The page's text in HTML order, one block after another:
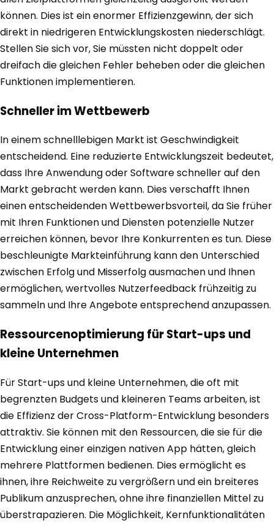
können. Dies ist ein enormer Effizienzgewinn, der sich
direkt in niedrigeren Entwicklungskosten niederschlägt.
Stellen Sie sich vor, Sie müssten nicht doppelt oder
dreifach die gleichen Fehler beheben oder die gleichen
Funktionen implementieren.
Schneller im Wettbewerb
In einem schnelllebigen Markt ist Geschwindigkeit
entscheidend. Eine reduzierte Entwicklungszeit bedeutet,
dass Ihre Anwendung oder Software schneller auf den
Markt gebracht werden kann. Dies verschafft Ihnen
einen entscheidenden Wettbewerbsvorteil, da Sie früher
mit Ihren Funktionen und Diensten potenzielle Nutzer
erreichen können, bevor Ihre Konkurrenten es tun. Diese
beschleunigte Markteinführung kann den Unterschied
zwischen Erfolg und Misserfolg ausmachen und Ihnen
ermöglichen, wertvolles Nutzerfeedback frühzeitig zu
sammeln und Ihre Angebote entsprechend anzupassen.
Ressourcenoptimierung für Start-ups und
kleine Unternehmen
Für Start-ups und kleine Unternehmen, die oft mit
begrenzten Budgets und kleineren Teams arbeiten, ist
die Effizienz der Cross-Platform-Entwicklung besonders
attraktiv. Sie können mit den Ressourcen, die sie für die
Entwicklung einer einzigen nativen App hätten, gleich
mehrere Plattformen bedienen. Dies ermöglicht es
ihnen, ihre Reichweite zu vergrößern und ein breiteres
Publikum anzusprechen, ohne ihre finanziellen Mittel zu
überstrapazieren. Die Möglichkeit, Kernfunktionalitäten